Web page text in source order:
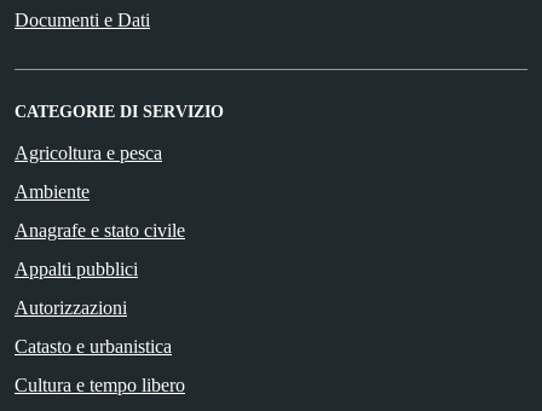
Documenti e Dati
CATEGORIE DI SERVIZIO
Agricoltura e pesca
Ambiente
Anagrafe e stato civile
Appalti pubblici
Autorizzazioni
Catasto e urbanistica
Cultura e tempo libero